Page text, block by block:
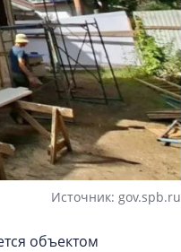
Источник: gov.spb.ru
объектом